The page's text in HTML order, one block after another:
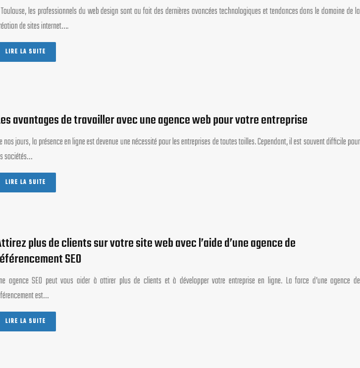
les professionnels du web design sont au fait des dernières avancées technologiques et tendances dans le domaine de la
de sites internet….
LIRE LA SUITE
avantages de travailler avec une agence web pour votre entreprise
nos jours, la présence en ligne est devenue une nécessité pour les entreprises de toutes tailles. Cependant, il est souvent difficile pour
sociétés…
LIRE LA SUITE
plus de clients sur votre site web avec l’aide d’une agence de
SEO
agence SEO peut vous aider à attirer plus de clients et à développer votre entreprise en ligne. La force d’une agence de
est…
LIRE LA SUITE